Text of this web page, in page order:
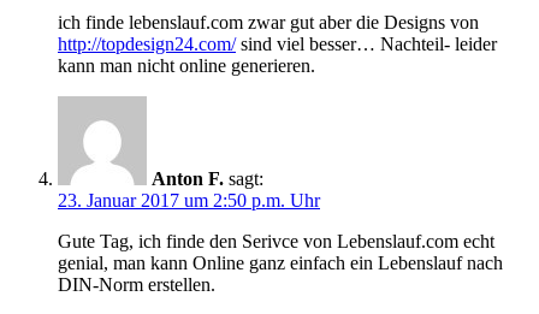
ich finde lebenslauf.com zwar gut aber die Designs von
http://topdesign24.com/sind viel besser… Nachteil- leider
kann man nicht online generieren.
Anton F. sagt:
23. Januar 2017 um 2:50 p.m. Uhr
Gute Tag, ich finde den Serivce von Lebenslauf.com echt
genial, man kann Online ganz einfach ein Lebenslauf nach
DIN-Norm erstellen.